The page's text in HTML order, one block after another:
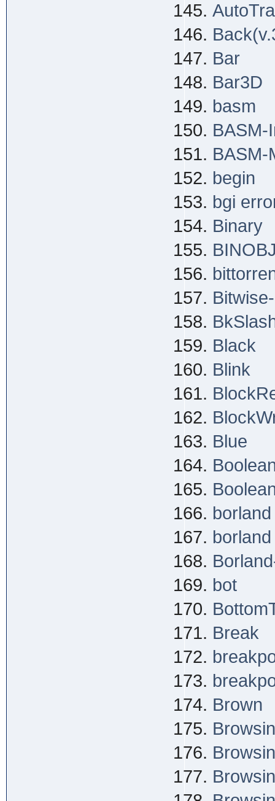
Bar
Bar3D
basm
BASM-
BASM-
begin
bgi
Binary
Black
Blink
Blue
borland
bot
Break
Brown